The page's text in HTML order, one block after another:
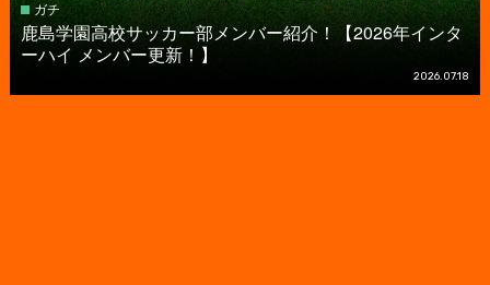
ガチ
鹿島学園高校サッカー部メンバー紹介！【2026年インタ
ーハイ メンバー更新！】
2026.07.18